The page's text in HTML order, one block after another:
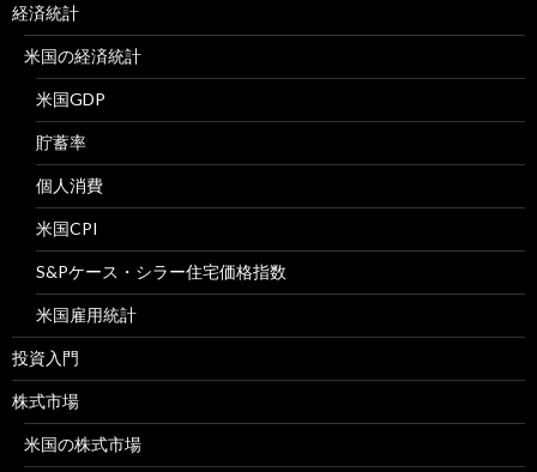
経済統計
米国の経済統計
米国GDP
貯蓄率
個人消費
米国CPI
S&Pケース・シラー住宅価格指数
米国雇用統計
投資入門
株式市場
米国の株式市場